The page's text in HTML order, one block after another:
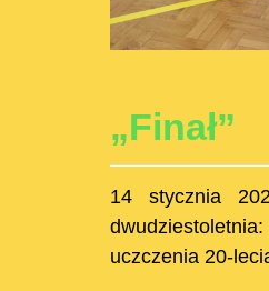
„Finał”
14 stycznia
uczczenia 20-